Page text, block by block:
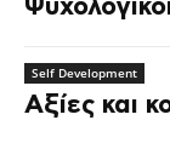
Self Development
Αξίες και